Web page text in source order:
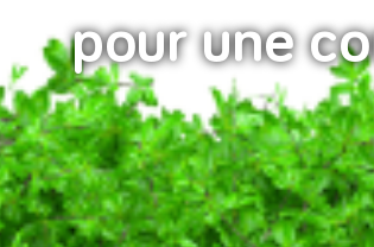
pour une